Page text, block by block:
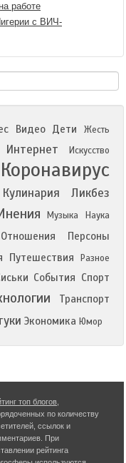
работе
с ВИЧ-
Видео Дети
Жесть
Интернет Искусство
Коронавирус
Кулинария Ликбез
Музыка Наука
Отношения Персоны
Путешествия
Разное
События Спорт
Транспорт
Экономика Юмор
топ блогов
по количеству
ссылок и
При
рейтинга